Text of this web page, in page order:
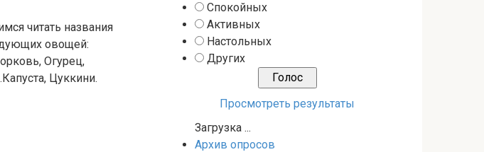
читать названия
овощей:
Огурец,
Цуккини.
Спокойных
Активных
Настольных
Других
Просмотреть результаты
Загрузка ...
Архив опросов